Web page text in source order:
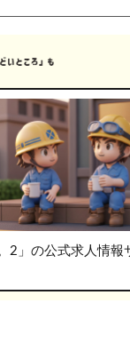
2」の公式求人情報